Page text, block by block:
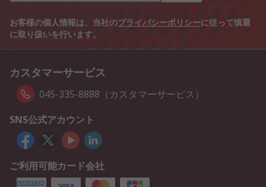
お客様の個人情報は、当社のプライバシーポリシーに従って慎重
に取り扱いを行います。
カスタマーサービス
045-335-8888（カスタマーサービス）
SNS公式アカウント
ご利用可能カード会社